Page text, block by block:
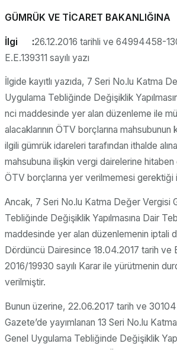
GÜMRÜK VE TİCARET BAKANLIĞINA
İlgi :26.12.2016 tarihli ve 64994458-
E.E.139311 sayılı yazı
İlgide kayıtlı yazıda, 7 Seri No.lu Katma
Uygulama Tebliğinde Değişiklik
nci maddesinde yer alan düzenleme ile
alacaklarının ÖTV borçlarına mahsubunun
ilgili gümrük idareleri tarafından ithalde
mahsubuna ilişkin vergi dairelerine hitaben
ÖTV borçlarına yer verilmemesi gerektiği
Ancak, 7 Seri No.lu Katma Değer Vergisi
Tebliğinde Değişiklik Yapılmasına Dair
maddesinde yer alan düzenlemenin iptali
Dördüncü Dairesince 18.04.2017 tarih ve
2016/19930 sayılı Karar ile yürütmenin
verilmiştir.
Bunun üzerine, 22.06.2017 tarih ve 30104
Gazete’de yayımlanan 13 Seri No.lu
Genel Uygulama Tebliğinde Değişiklik